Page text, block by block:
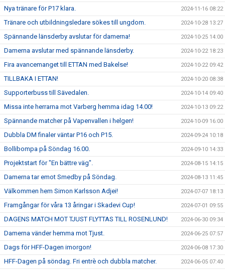
Nya tränare för P17 klara. 2024-11-16 08:22
Tränare och utbildningsledare sökes till ungdom. 2024-10-28 13:27
Spännande länsderby avslutar för damerna! 2024-10-25 14:00
Damerna avslutar med spännande länsderby. 2024-10-22 18:23
Fira avancemanget till ETTAN med Bakelse! 2024-10-22 09:42
TILLBAKA I ETTAN! 2024-10-20 08:38
Supporterbuss till Sävedalen. 2024-10-14 09:40
Missa inte herrarna mot Varberg hemma idag 14.00! 2024-10-13 09:22
Spännande matcher på Vapenvallen i helgen! 2024-10-09 16:00
Dubbla DM finaler väntar P16 och P15. 2024-09-24 10:18
Bollibompa på Söndag 16.00. 2024-09-10 14:33
Projektstart för "En bättre väg". 2024-08-15 14:15
Damerna tar emot Smedby på Söndag. 2024-08-13 11:45
Välkommen hem Simon Karlsson Adjei! 2024-07-07 18:13
Framgångar för våra 13 åringar i Skadevi Cup! 2024-07-01 09:55
DAGENS MATCH MOT TJUST FLYTTAS TILL ROSENLUND! 2024-06-30 09:34
Damerna vänder hemma mot Tjust. 2024-06-25 07:57
Dags för HFF-Dagen imorgon! 2024-06-08 17:30
HFF-Dagen på söndag. Fri entrè och dubbla matcher. 2024-06-05 07:40